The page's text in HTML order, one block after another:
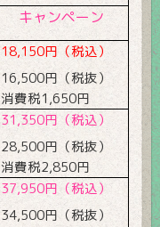
キャンペーン
18,150円（税込）
16,500円（税抜）
消費税1,650円
31,350円（税込）
28,500円（税抜）
消費税2,850円
37,950円（税込）
34,500円（税抜）